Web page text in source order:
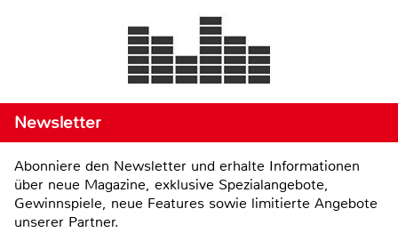
Newsletter
Abonniere den Newsletter und erhalte Informationen
über neue Magazine, exklusive Spezialangebote,
Gewinnspiele, neue Features sowie limitierte Angebote
unserer Partner.